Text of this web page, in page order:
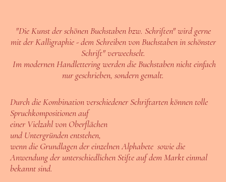
"Die Kunst der schönen Buchstaben bzw. Schriften" wird gerne
mit der Kalligraphie - dem Schreiben von Buchstaben in schönster
Schrift" verwechselt.
Im modernen Handlettering werden die Buchstaben nicht einfach
nur geschrieben, sondern gemalt.
Durch die Kombination verschiedener Schriftarten können tolle
Spruchkompositionen auf
einer Vielzahl von Oberflächen
und Untergründen entstehen,
wenn die Grundlagen der einzelnen Alphabete sowie die
Anwendung der unterschiedlichen Stifte auf dem Markt einmal
bekannt sind.